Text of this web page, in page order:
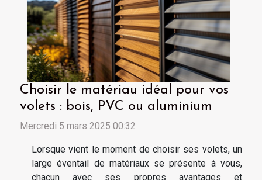
Choisir le matériau idéal pour vos
volets : bois, PVC ou aluminium
Mercredi 5 mars 2025 00:32
Lorsque vient le moment de choisir ses volets, un
large éventail de matériaux se présente à vous,
chacun avec ses propres avantages et